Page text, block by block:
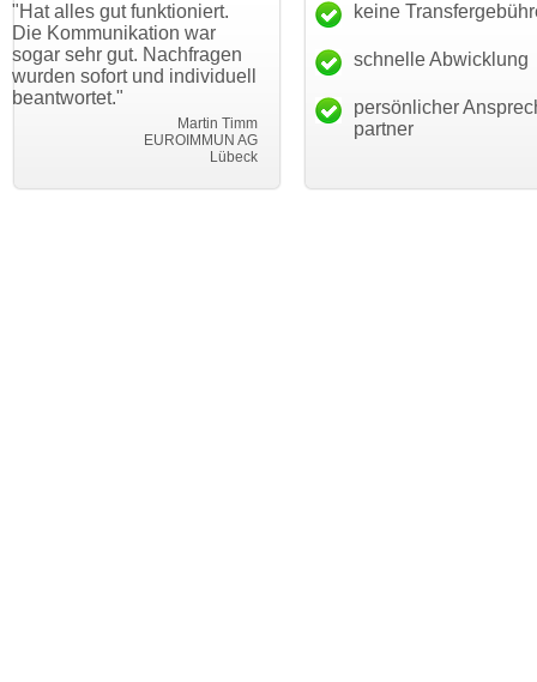
funktioniert.
war
Nachfragen
und individuell
EUROIMMUN AG
"Danke für den schnellen
Transfer und guten Service!"
Thomas Schäfer
i can eckert communication GmbH
"Ich bin
haben.
mein
keine
schnelle Abwicklung
persönlicher
partner